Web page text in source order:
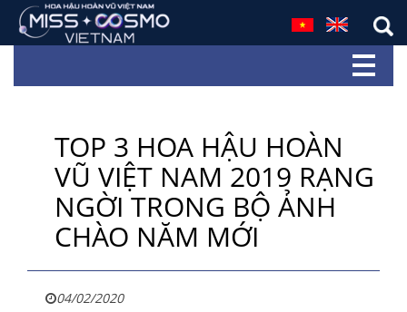
TOP 3 HOA HẬU HOÀN
VŨ VIỆT NAM 2019 RẠNG
NGỜI TRONG BỘ ẢNH
CHÀO NĂM MỚI
04/02/2020